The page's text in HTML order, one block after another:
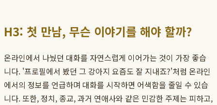
H3: 첫 만남, 무슨 이야기를 해야 할까?
온라인에서 나눴던 대화를 자연스럽게 이어가는 것이 가장 좋습
니다. '프로필에서 봤던 그 강아지 요즘도 잘 지내죠?'처럼 온라인
에서의 정보를 언급하며 대화를 시작하면 어색함을 줄일 수 있습
니다. 또한, 정치, 종교, 과거 연애사와 같은 민감한 주제는 피하고,